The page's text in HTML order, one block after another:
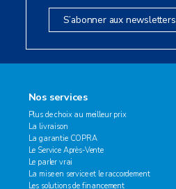
S’abonner aux newsletters
Nos services
Plus de choix au meilleur prix
La livraison
La garantie COPRA
Le Service Après-Vente
Le parler vrai
La mise en service et le raccordement
Les solutions de financement